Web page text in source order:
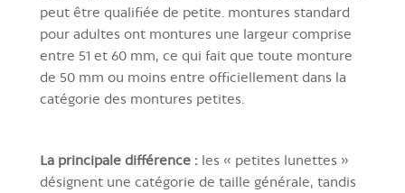
peut être qualifiée de petite. montures standard
pour adultes ont montures une largeur comprise
entre 51 et 60 mm, ce qui fait que toute monture
de 50 mm ou moins entre officiellement dans la
catégorie des montures petites.
La principale différence : les « petites lunettes »
désignent une catégorie de taille générale, tandis